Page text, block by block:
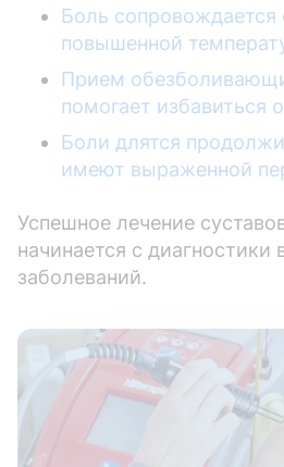
Боль
повышенной
Прием
помогает избавиться
Боли длятся
имеют выраженной
Успешное лечение
начинается с
заболеваний.